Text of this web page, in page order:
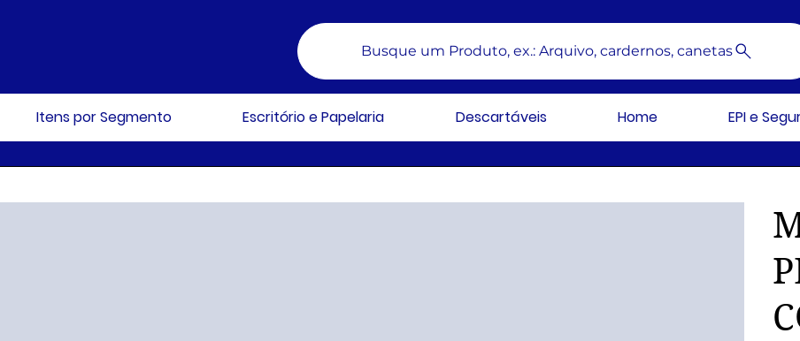
Busque um Produto, ex.: Arquivo, cardernos, canetas
Itens por Segmento Escritório e Papelaria Descartáveis Home EPI e